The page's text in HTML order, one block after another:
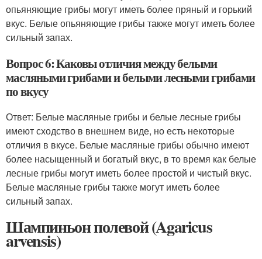
опьяняющие грибы могут иметь более пряный и горький
вкус. Белые опьяняющие грибы также могут иметь более
сильный запах.
Вопрос 6: Каковы отличия между белыми
масляными грибами и белыми лесными грибами
по вкусу
Ответ: Белые масляные грибы и белые лесные грибы
имеют сходство в внешнем виде, но есть некоторые
отличия в вкусе. Белые масляные грибы обычно имеют
более насыщенный и богатый вкус, в то время как белые
лесные грибы могут иметь более простой и чистый вкус.
Белые масляные грибы также могут иметь более
сильный запах.
Шампиньон полевой (Agaricus
arvensis)